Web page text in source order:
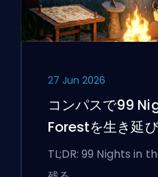
27 Jun 2026
コンパスで99
Forestを生き延
TL;DR: 99 Nights in